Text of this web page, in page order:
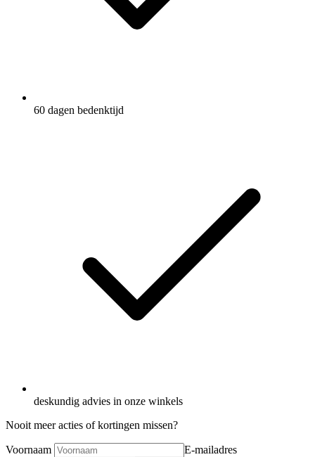
60 dagen bedenktijd
deskundig advies in onze winkels
Nooit meer acties of kortingen missen?
Voornaam E-mailadres